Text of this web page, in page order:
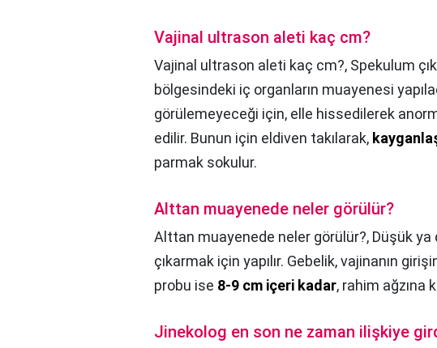
Vajinal ultrason aleti kaç cm?
Vajinal ultrason aleti kaç cm?, Spekulum
bölgesindeki iç organların muayenesi
görülemeyeceği için, elle hissedilerek
edilir. Bunun için eldiven takılarak,
parmak sokulur.
Alttan muayenede neler görülür?
Alttan muayenede neler görülür?, Düşük ya
çıkarmak için yapılır. Gebelik, vajinanın
probu ise 8-9 cm içeri kadar, rahim ağzına
Jinekolog en son ne zaman ilişkiye